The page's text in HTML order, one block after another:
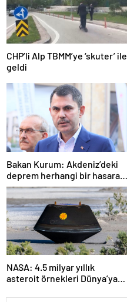
CHP’li Alp TBMM’ye ‘skuter’ ile
geldi
Bakan Kurum: Akdeniz’deki
deprem herhangi bir hasara
neden olmadı
NASA: 4.5 milyar yıllık
asteroit örnekleri Dünya’ya